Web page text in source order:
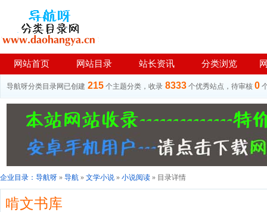
网站首页 网站目录 站长资讯 分类浏览
导航呀分类目录网已创建 215 个主题分类，收录 8333 个优秀站点，待审核 0
企业目录： 导航呀 » 导航 » 文学小说 » 小说阅读 » 目录详情
啃文书库